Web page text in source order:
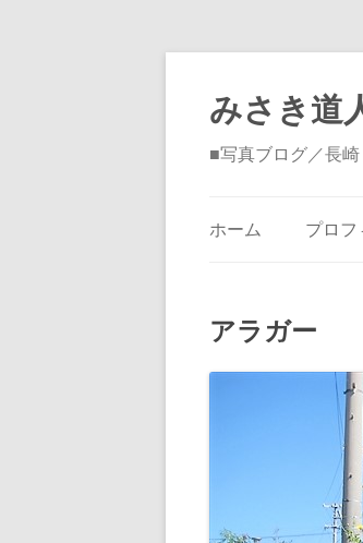
みさき道
■写真ブログ／長
ホーム プロ
アラガー